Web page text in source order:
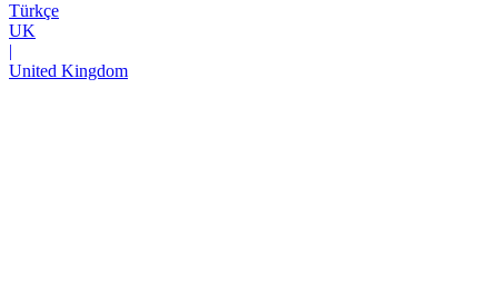
Türkçe
UK
|
United Kingdom